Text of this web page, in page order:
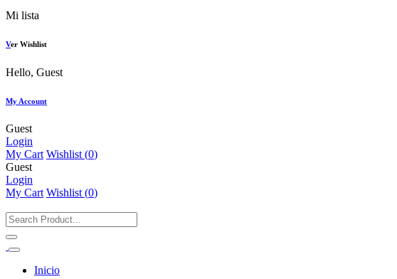
Mi lista
Ver Wishlist
Hello, Guest
My Account
Guest
Login
My Cart Wishlist (0)
Guest
Login
My Cart Wishlist (0)
Inicio